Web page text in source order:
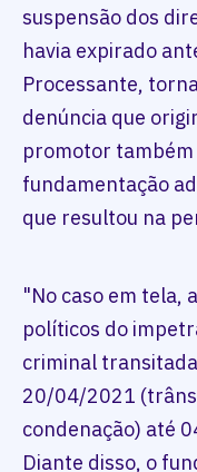
suspensão dos
havia expirado
Processante,
denúncia que
promotor também
fundamentação
que resultou na
"No caso em tela,
políticos do
criminal
20/04/2021
condenação) até
Diante disso, o